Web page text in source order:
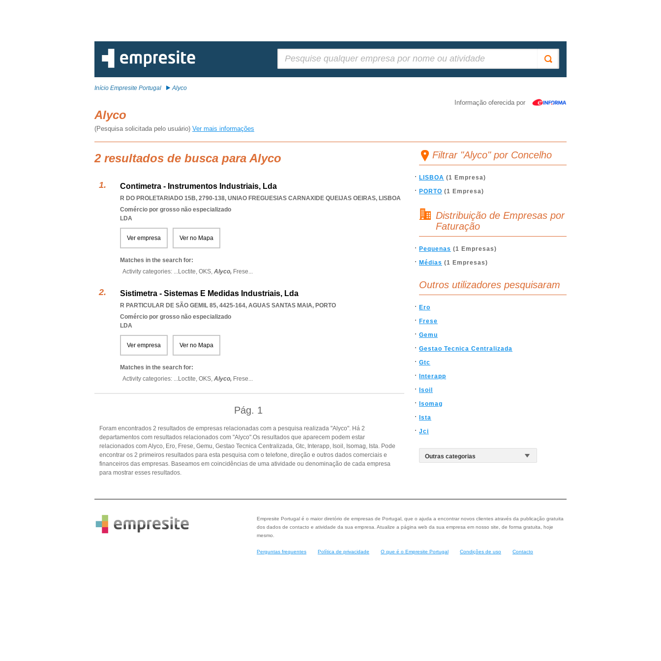
Início Empresite Portugal Alyco
Informação oferecida por
Alyco
(Pesquisa solicitada pelo usuário) Ver mais informações
2 resultados de busca para Alyco
Contimetra - Instrumentos Industriais, Lda
R DO PROLETARIADO 15B, 2790-138, UNIAO FREGUESIAS CARNAXIDE QUEIJAS OEIRAS, LISBOA
Comércio por grosso não especializado
LDA
Ver empresa Ver no Mapa
Matches in the search for:
Activity categories: ...Loctite, OKS, Alyco, Frese...
Sistimetra - Sistemas E Medidas Industriais, Lda
R PARTICULAR DE SÃO GEMIL 85, 4425-164, AGUAS SANTAS MAIA, PORTO
Comércio por grosso não especializado
LDA
Ver empresa Ver no Mapa
Matches in the search for:
Activity categories: ...Loctite, OKS, Alyco, Frese...
Pág. 1
Foram encontrados 2 resultados de empresas relacionadas com a pesquisa realizada "Alyco". Há 2
departamentos com resultados relacionados com "Alyco".Os resultados que aparecem podem estar
relacionados com Alyco, Ero, Frese, Gemu, Gestao Tecnica Centralizada, Gtc, Interapp, Isoil, Isomag, Ista. Pode
encontrar os 2 primeiros resultados para esta pesquisa com o telefone, direção e outros dados comerciais e
financeiros das empresas. Baseamos em coincidências de uma atividade ou denominação de cada empresa
para mostrar esses resultados.
Filtrar "Alyco" por Concelho
LISBOA (1 Empresa)
PORTO (1 Empresa)
Distribuição de Empresas por
Faturação
Pequenas (1 Empresas)
Médias (1 Empresas)
Outros utilizadores pesquisaram
Ero
Frese
Gemu
Gestao Tecnica Centralizada
Gtc
Interapp
Isoil
Isomag
Ista
Jci
Empresite Portugal é o maior diretório de empresas de Portugal, que o ajuda a encontrar novos clientes através da publicação gratuita
dos dados de contacto e atividade da sua empresa. Atualize a página web da sua empresa em nosso site, de forma gratuita, hoje
mesmo.
Perguntas frequentes Política de privacidade O que é o Empresite Portugal Condições de uso Contacto